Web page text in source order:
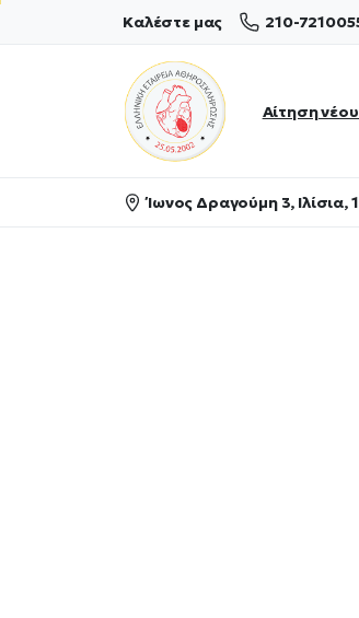
Καλέστε μας 210-
Αίτηση
Ίωνος Δραγούμη 3, Ιλίσια,